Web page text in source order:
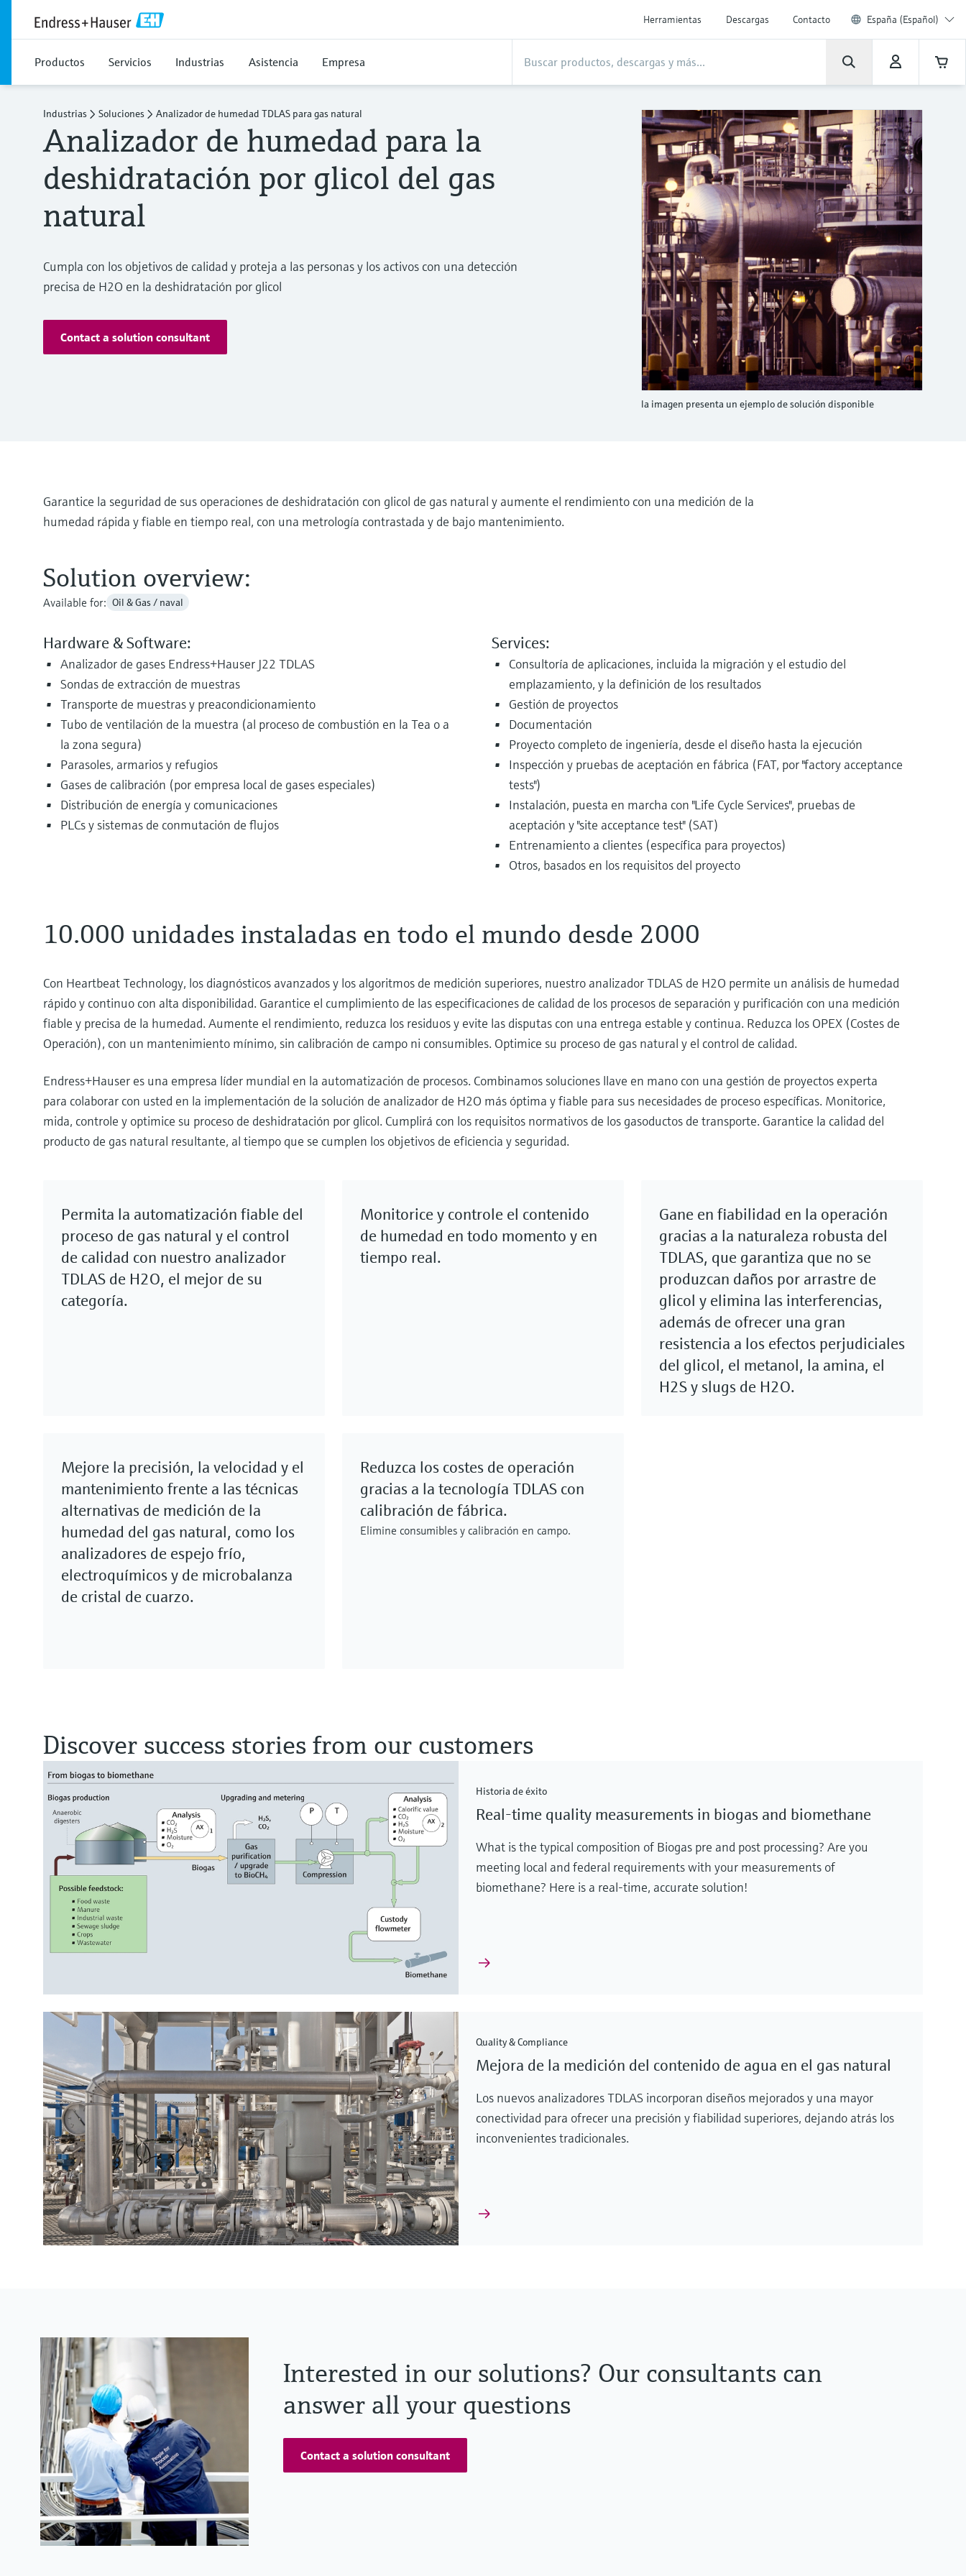
Herramientas Descargas Contacto España (Español)
Productos Servicios Industrias Asistencia Empresa
Industrias Soluciones Analizador de humedad TDLAS para gas natural
Analizador de humedad para la
deshidratación por glicol del gas
natural
Cumpla con los objetivos de calidad y proteja a las personas y los activos con una detección
precisa de H2O en la deshidratación por glicol
Contact a solution consultant
la imagen presenta un ejemplo de solución disponible
Garantice la seguridad de sus operaciones de deshidratación con glicol de gas natural y aumente el rendimiento con una medición de la
humedad rápida y fiable en tiempo real, con una metrología contrastada y de bajo mantenimiento.
Solution overview:
Available for: Oil & Gas / naval
Hardware & Software:
Analizador de gases Endress+Hauser J22 TDLAS
Sondas de extracción de muestras
Transporte de muestras y preacondicionamiento
Tubo de ventilación de la muestra (al proceso de combustión en la Tea o a
la zona segura)
Parasoles, armarios y refugios
Gases de calibración (por empresa local de gases especiales)
Distribución de energía y comunicaciones
PLCs y sistemas de conmutación de flujos
Services:
Consultoría de aplicaciones, incluida la migración y el estudio del
emplazamiento, y la definición de los resultados
Gestión de proyectos
Documentación
Proyecto completo de ingeniería, desde el diseño hasta la ejecución
Inspección y pruebas de aceptación en fábrica (FAT, por "factory acceptance
tests")
Instalación, puesta en marcha con "Life Cycle Services", pruebas de
aceptación y "site acceptance test" (SAT)
Entrenamiento a clientes (específica para proyectos)
Otros, basados en los requisitos del proyecto
10.000 unidades instaladas en todo el mundo desde 2000
Con Heartbeat Technology, los diagnósticos avanzados y los algoritmos de medición superiores, nuestro analizador TDLAS de H2O permite un análisis de humedad
rápido y continuo con alta disponibilidad. Garantice el cumplimiento de las especificaciones de calidad de los procesos de separación y purificación con una medición
fiable y precisa de la humedad. Aumente el rendimiento, reduzca los residuos y evite las disputas con una entrega estable y continua. Reduzca los OPEX (Costes de
Operación), con un mantenimiento mínimo, sin calibración de campo ni consumibles. Optimice su proceso de gas natural y el control de calidad.
Endress+Hauser es una empresa líder mundial en la automatización de procesos. Combinamos soluciones llave en mano con una gestión de proyectos experta
para colaborar con usted en la implementación de la solución de analizador de H2O más óptima y fiable para sus necesidades de proceso específicas. Monitorice,
mida, controle y optimice su proceso de deshidratación por glicol. Cumplirá con los requisitos normativos de los gasoductos de transporte. Garantice la calidad del
producto de gas natural resultante, al tiempo que se cumplen los objetivos de eficiencia y seguridad.
Permita la automatización fiable del
proceso de gas natural y el control
de calidad con nuestro analizador
TDLAS de H2O, el mejor de su
categoría.
Monitorice y controle el contenido
de humedad en todo momento y en
tiempo real.
Gane en fiabilidad en la operación
gracias a la naturaleza robusta del
TDLAS, que garantiza que no se
produzcan daños por arrastre de
glicol y elimina las interferencias,
además de ofrecer una gran
resistencia a los efectos perjudiciales
del glicol, el metanol, la amina, el
H2S y slugs de H2O.
Mejore la precisión, la velocidad y el
mantenimiento frente a las técnicas
alternativas de medición de la
humedad del gas natural, como los
analizadores de espejo frío,
electroquímicos y de microbalanza
de cristal de cuarzo.
Reduzca los costes de operación
gracias a la tecnología TDLAS con
calibración de fábrica.
Elimine consumibles y calibración en campo.
Discover success stories from our customers
Historia de éxito
Real-time quality measurements in biogas and biomethane
What is the typical composition of Biogas pre and post processing? Are you
meeting local and federal requirements with your measurements of
biomethane? Here is a real-time, accurate solution!
Quality & Compliance
Mejora de la medición del contenido de agua en el gas natural
Los nuevos analizadores TDLAS incorporan diseños mejorados y una mayor
conectividad para ofrecer una precisión y fiabilidad superiores, dejando atrás los
inconvenientes tradicionales.
Interested in our solutions? Our consultants can
answer all your questions
Contact a solution consultant